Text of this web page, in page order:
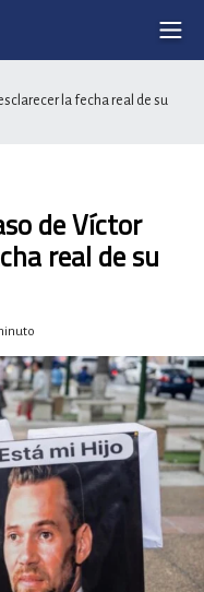
la fecha real de su
de Víctor
real de su